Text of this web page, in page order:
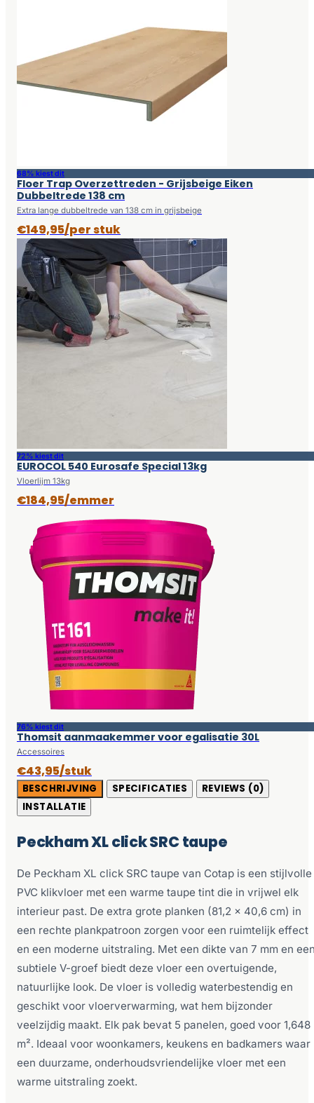
68% kiest dit
Floer Trap Overzettreden - Grijsbeige Eiken
Dubbeltrede 138 cm
Extra lange dubbeltrede van 138 cm in grijsbeige
€149,95/per stuk
72% kiest dit
EUROCOL 540 Eurosafe Special 13kg
Vloerlijm 13kg
€184,95/emmer
76% kiest dit
Thomsit aanmaakemmer voor egalisatie 30L
Accessoires
€43,95/stuk
BESCHRIJVING SPECIFICATIES
REVIEWS (0)
INSTALLATIE
Peckham XL click SRC taupe
De Peckham XL click SRC taupe van Cotap is een stijlvolle
PVC klikvloer met een warme taupe tint die in vrijwel elk
interieur past. De extra grote planken (81,2 x 40,6 cm) in
een rechte plankpatroon zorgen voor een ruimtelijk effect
en een moderne uitstraling. Met een dikte van 7 mm en
subtiele V-groef biedt deze vloer een overtuigende,
natuurlijke look. De vloer is volledig waterbestendig en
geschikt voor vloerverwarming, wat hem bijzonder
veelzijdig maakt. Elk pak bevat 5 panelen, goed voor 1,648
m². Ideaal voor woonkamers, keukens en badkamers waar
een duurzame, onderhoudsvriendelijke vloer met een
warme uitstraling zoekt.